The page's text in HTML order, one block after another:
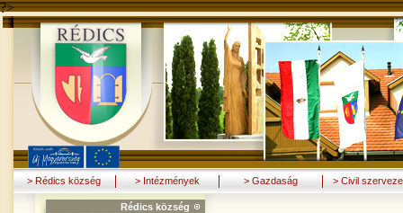
?>
> Rédics község > Intézmények > Gazdaság > Civil
Rédics község